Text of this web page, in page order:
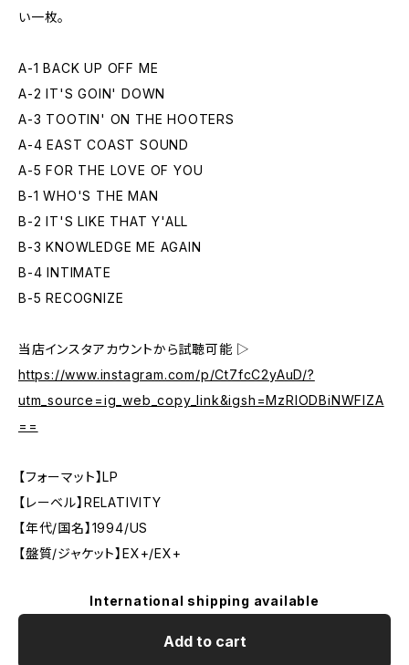
い一枚。
A-1 BACK UP OFF ME
A-2 IT'S GOIN' DOWN
A-3 TOOTIN' ON THE HOOTERS
A-4 EAST COAST SOUND
A-5 FOR THE LOVE OF YOU
B-1 WHO'S THE MAN
B-2 IT'S LIKE THAT Y'ALL
B-3 KNOWLEDGE ME AGAIN
B-4 INTIMATE
B-5 RECOGNIZE
当店インスタアカウントから試聴可能 ▷
https://www.instagram.com/p/Ct7fcC2yAuD/?
utm_source=ig_web_copy_link&igsh=MzRlODBiNWFlZA
==
【フォーマット】LP
【レーベル】RELATIVITY
【年代/国名】1994/US
【盤質/ジャケット】EX+/EX+
International shipping available
Add to cart